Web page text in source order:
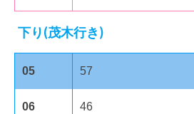
下り(茂木行き)
05 57
06 46